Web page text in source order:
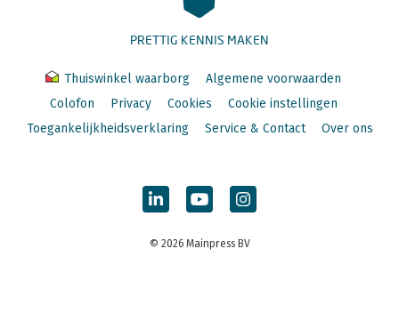
PRETTIG KENNIS MAKEN
Thuiswinkel waarborg
Algemene voorwaarden
Colofon
Privacy Cookies
Cookie instellingen
Toegankelijkheidsverklaring
Service & Contact Over ons
© 2026 Mainpress BV